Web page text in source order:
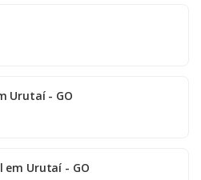
Urutaí - GO
em Urutaí - GO